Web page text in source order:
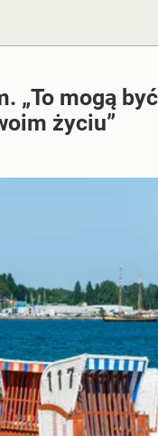
„To mogą być
życiu”